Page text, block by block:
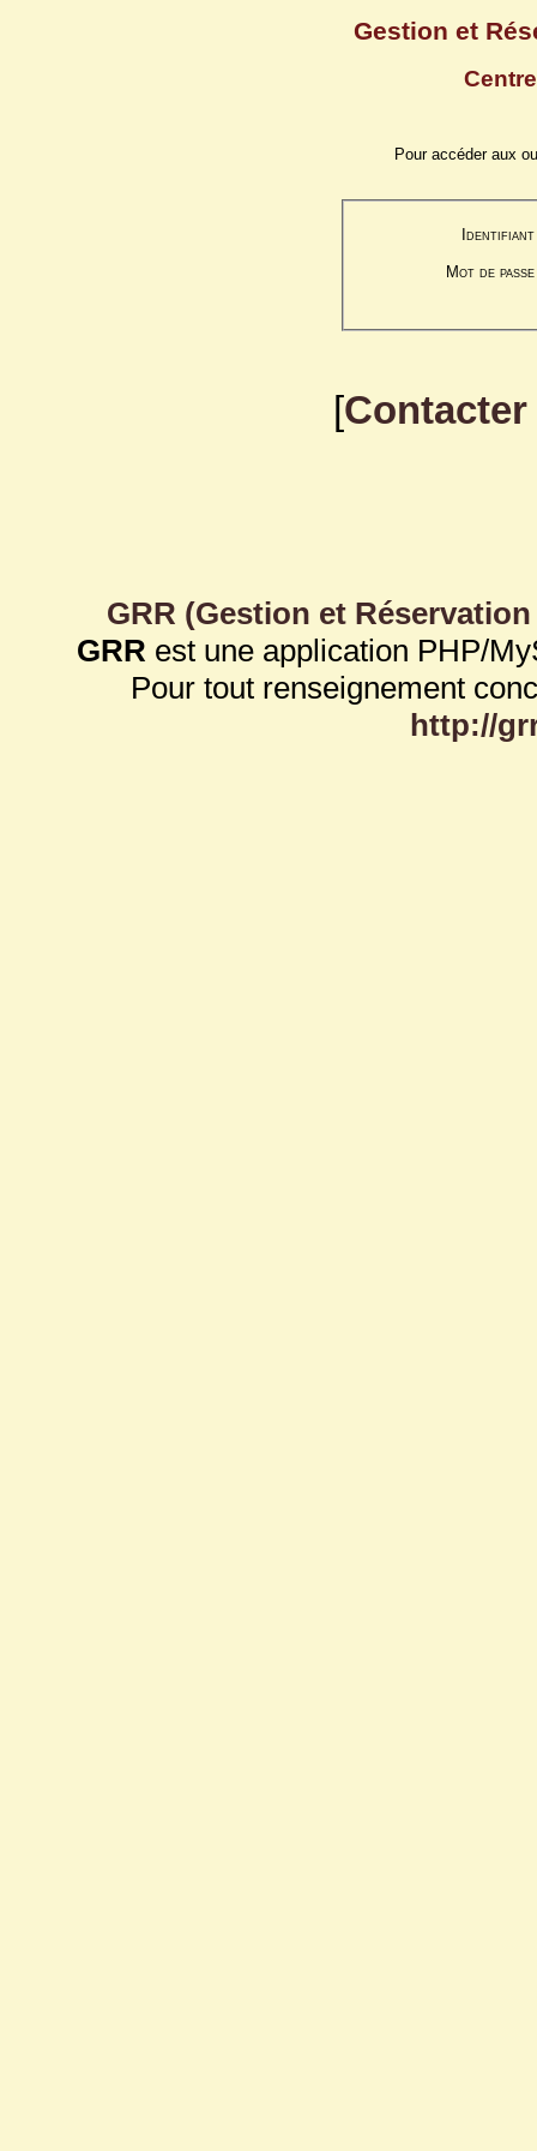
Gestion et
Pour accéder aux
Identifiant
Mot de passe
[
GRR (Gestion et
GRR est une application PHP/
Pour tout renseignement
http://